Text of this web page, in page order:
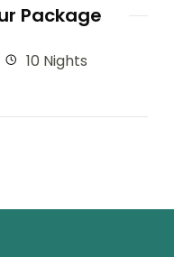
Package
10 Nights